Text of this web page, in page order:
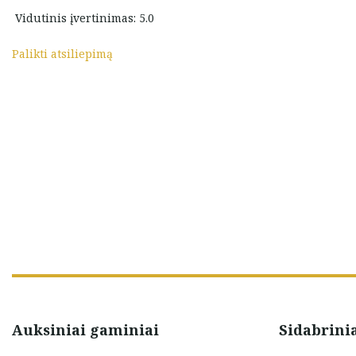
Vidutinis įvertinimas: 5.0
Palikti atsiliepimą
galo gražūs ir kokybiški. 10/10
Auksiniai gaminiai